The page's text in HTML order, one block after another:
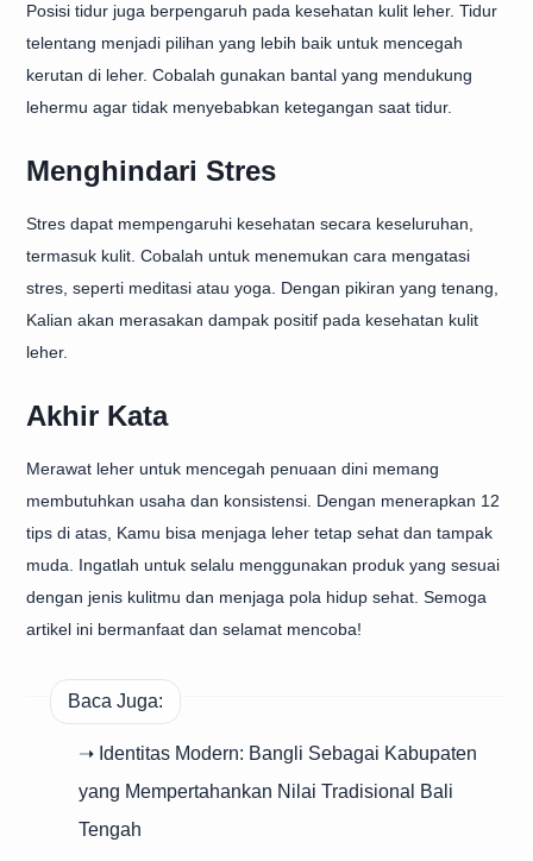
Posisi tidur juga berpengaruh pada kesehatan kulit leher. Tidur
telentang menjadi pilihan yang lebih baik untuk mencegah
kerutan di leher. Cobalah gunakan bantal yang mendukung
lehermu agar tidak menyebabkan ketegangan saat tidur.
Menghindari Stres
Stres dapat mempengaruhi kesehatan secara keseluruhan,
termasuk kulit. Cobalah untuk menemukan cara mengatasi
stres, seperti meditasi atau yoga. Dengan pikiran yang tenang,
Kalian akan merasakan dampak positif pada kesehatan kulit
leher.
Akhir Kata
Merawat leher untuk mencegah penuaan dini memang
membutuhkan usaha dan konsistensi. Dengan menerapkan 12
tips di atas, Kamu bisa menjaga leher tetap sehat dan tampak
muda. Ingatlah untuk selalu menggunakan produk yang sesuai
dengan jenis kulitmu dan menjaga pola hidup sehat. Semoga
artikel ini bermanfaat dan selamat mencoba!
Baca Juga:
➝ Identitas Modern: Bangli Sebagai Kabupaten
yang Mempertahankan Nilai Tradisional Bali
Tengah